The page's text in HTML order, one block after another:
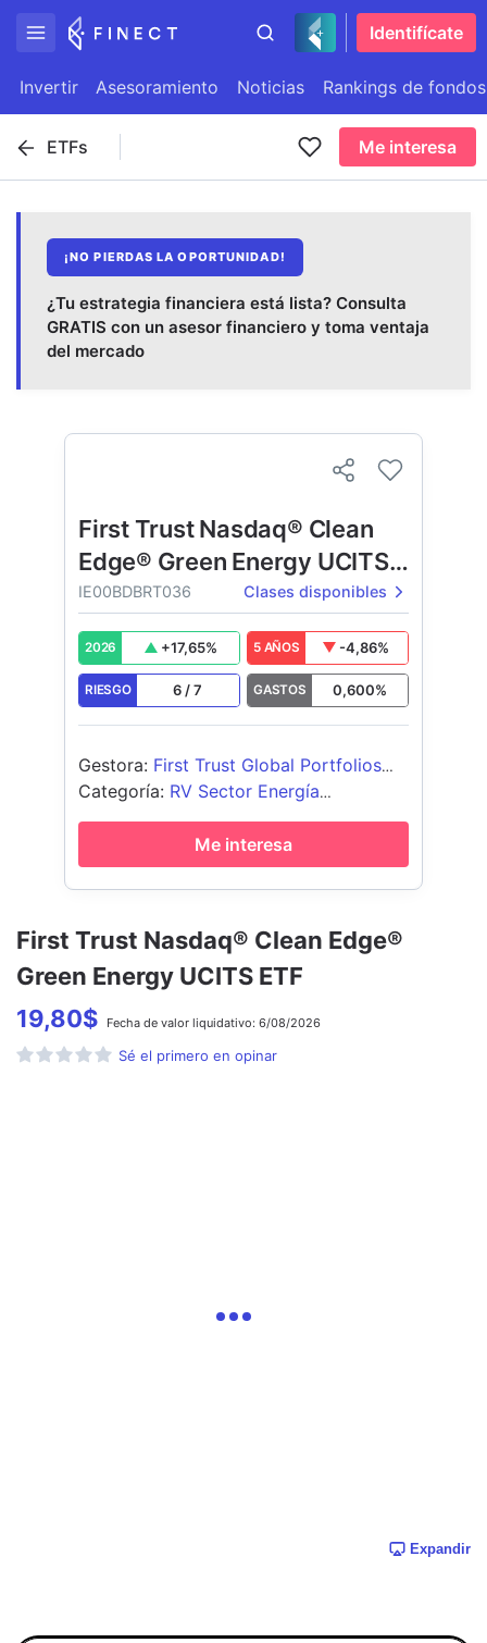
Identifícate
Invertir Asesoramiento Noticias Rankings de fondos
ETFs Me interesa
¡NO PIERDAS LA OPORTUNIDAD!
¿Tu estrategia financiera está lista? Consulta
GRATIS con un asesor financiero y toma ventaja
del mercado
First Trust Nasdaq® Clean Edge®
Green Energy UCITS ETF
19,80$ Fecha de valor liquidativo: 6/08/2026
Sé el primero en opinar
Expandir
First Trust Nasdaq® Clean
Edge® Green Energy UCITS
ETF
IE00BDBRT036 Clases disponibles
2026 +17,65% 5 AÑOS -4,86%
RIESGO 6 /7 GASTOS 0,600%
Gestora: First Trust Global Portfolios
Management Limited
Categoría: RV Sector Energía
Alternativa
Me interesa